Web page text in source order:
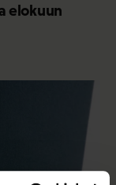
elokuun